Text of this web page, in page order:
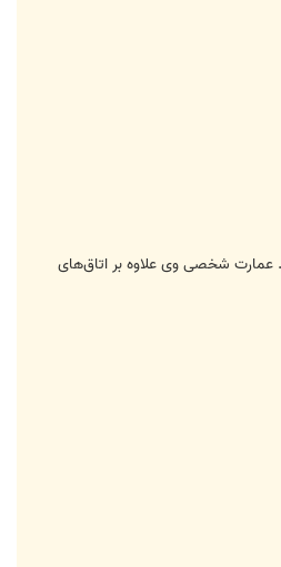
بالمر واگذار کرد. عمارت شخصی وی علاوه بر اتاق‌های